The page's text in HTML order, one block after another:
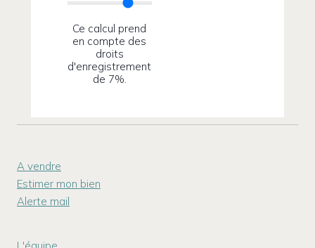
Ce calcul prend
en compte des
droits
d'enregistrement
de 7%.
A vendre
Estimer mon bien
Alerte mail
L'équipe